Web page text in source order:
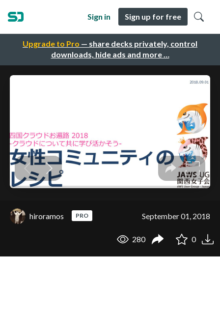
Upgrade to Pro — share decks privately, control
downloads, hide ads and more …
Sign in Sign up for free
hiroramos PRO September 01, 2018
280 0